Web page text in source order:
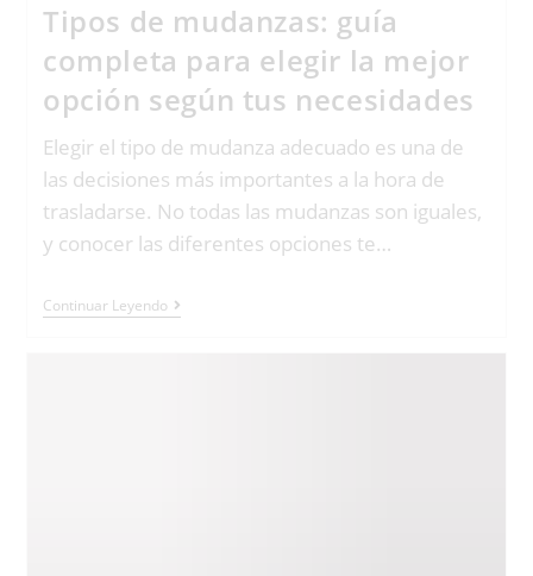
Tipos de mudanzas: guía
completa para elegir la mejor
opción según tus necesidades
Elegir el tipo de mudanza adecuado es una de
las decisiones más importantes a la hora de
trasladarse. No todas las mudanzas son iguales,
y conocer las diferentes opciones te…
Continuar Leyendo